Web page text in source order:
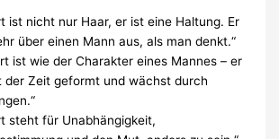
ist nicht nur Haar, er ist eine Haltung. Er
über einen Mann aus, als man denkt.“
ist wie der Charakter eines Mannes – er
der Zeit geformt und wächst durch
steht für Unabhängigkeit,